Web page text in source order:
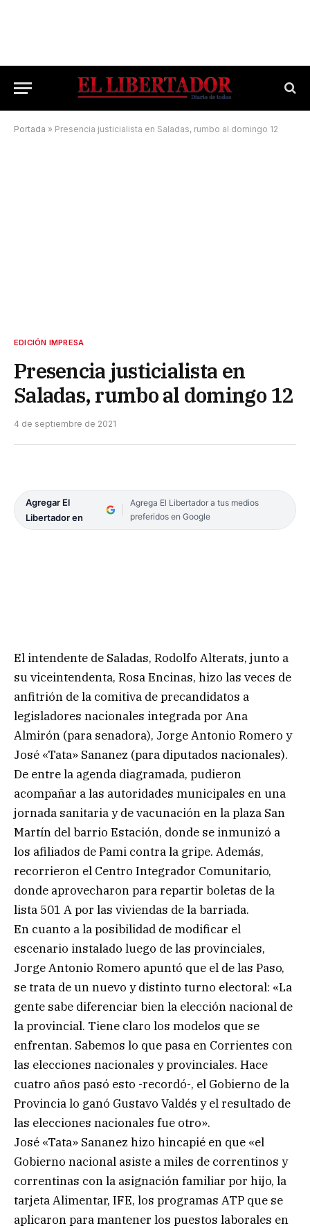
Portada » Presencia justicialista en Saladas, rumbo al domingo 12
EDICIÓN IMPRESA
Presencia justicialista en
Saladas, rumbo al domingo 12
4 de septiembre de 2021
Agregar El
Libertador en
Agrega El Libertador a tus medios
preferidos en Google
El intendente de Saladas, Rodolfo Alterats, junto a
su viceintendenta, Rosa Encinas, hizo las veces de
anfitrión de la comitiva de precandidatos a
legisladores nacionales integrada por Ana
Almirón (para senadora), Jorge Antonio Romero y
José «Tata» Sananez (para diputados nacionales).
De entre la agenda diagramada, pudieron
acompañar a las autoridades municipales en una
jornada sanitaria y de vacunación en la plaza San
Martín del barrio Estación, donde se inmunizó a
los afiliados de Pami contra la gripe. Además,
recorrieron el Centro Integrador Comunitario,
donde aprovecharon para repartir boletas de la
lista 501 A por las viviendas de la barriada.
En cuanto a la posibilidad de modificar el
escenario instalado luego de las provinciales,
Jorge Antonio Romero apuntó que el de las Paso,
se trata de un nuevo y distinto turno electoral: «La
gente sabe diferenciar bien la elección nacional de
la provincial. Tiene claro los modelos que se
enfrentan. Sabemos lo que pasa en Corrientes con
las elecciones nacionales y provinciales. Hace
cuatro años pasó esto -recordó-, el Gobierno de la
Provincia lo ganó Gustavo Valdés y el resultado de
las elecciones nacionales fue otro».
José «Tata» Sananez hizo hincapié en que «el
Gobierno nacional asiste a miles de correntinos y
correntinas con la asignación familiar por hijo, la
tarjeta Alimentar, IFE, los programas ATP que se
aplicaron para mantener los puestos laborales en